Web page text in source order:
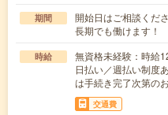
期間
開始日はご相談く
長期でも働けます！
時給
無資格未経験：時
日払い／週払い制度
は手続き完了次第の
交通費